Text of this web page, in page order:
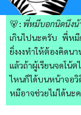
🐻: พี่หมีบอกนิดนึงน้
เกินไปนะครับ พี่หมี
ยิ่งงงทำให้ต้องคิดน
แล้วถ้าผู้เรียนจดโน้
ไหนก็ได้บนหน้าจอวิ
หมีอาจช่วยไม่ได้นะ